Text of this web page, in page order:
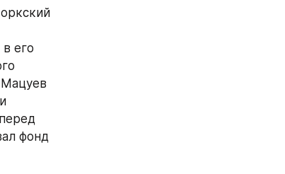
его
фонд